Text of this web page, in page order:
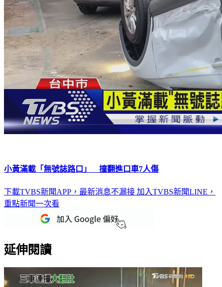
小黃滿載「無號誌路口」 撞翻進口車7人傷
下載TVBS新聞APP，最新消息不漏接 加入TVBS新聞LINE，
重點新聞一次看
延伸閱讀